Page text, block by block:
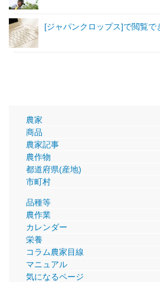
[ジャパンクロップス]で閲覧で
農家
商品
農家記事
農作物
都道府県(産地)
市町村
品種等
農作業
カレンダー
栄養
コラム農家目線
マニュアル
気になるページ